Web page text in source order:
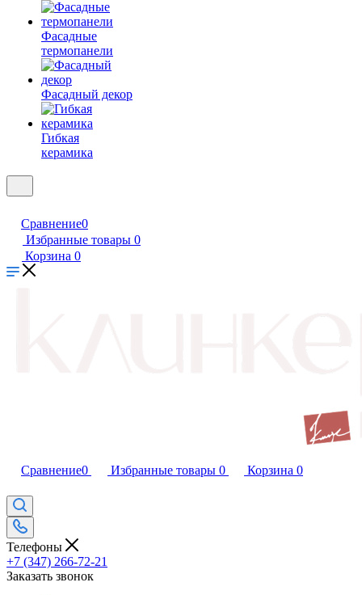
Фасадные
термопанели
Фасадный декор
Гибкая
керамика
Сравнение0
Избранные товары 0
Корзина 0
Сравнение0 Избранные товары 0 Корзина 0
Телефоны
+7 (347) 266-72-21
Заказать звонок